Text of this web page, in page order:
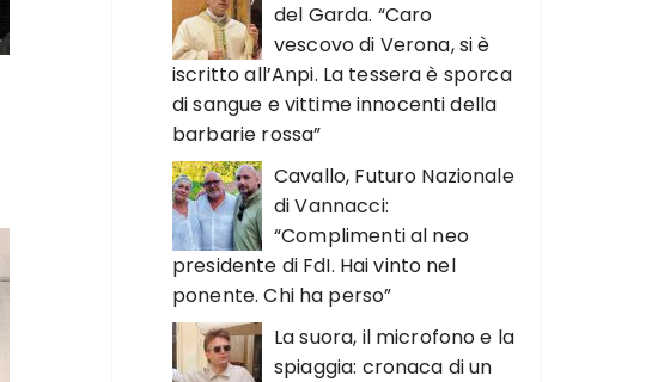
del Garda. “Caro
vescovo di Verona, si è
iscritto all’Anpi. La tessera è sporca
di sangue e vittime innocenti della
barbarie rossa”
Cavallo, Futuro Nazionale
di Vannacci:
“Complimenti al neo
presidente di FdI. Hai vinto nel
ponente. Chi ha perso”
La suora, il microfono e la
spiaggia: cronaca di un